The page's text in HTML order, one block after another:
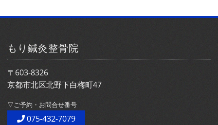
もり鍼灸整骨院
〒603-8326
京都市北区北野下白梅町47
▽ご予約・お問合せ番号
075-432-7079